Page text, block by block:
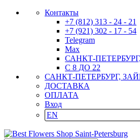
Контакты
+7 (812) 313 - 24 - 21
+7 (921) 302 - 17 - 54
Telegram
Max
САНКТ-
С 8 ДО 22
САНКТ-ПЕТЕРБУРГ,
ДОСТАВКА
ОПЛАТА
Вход
EN